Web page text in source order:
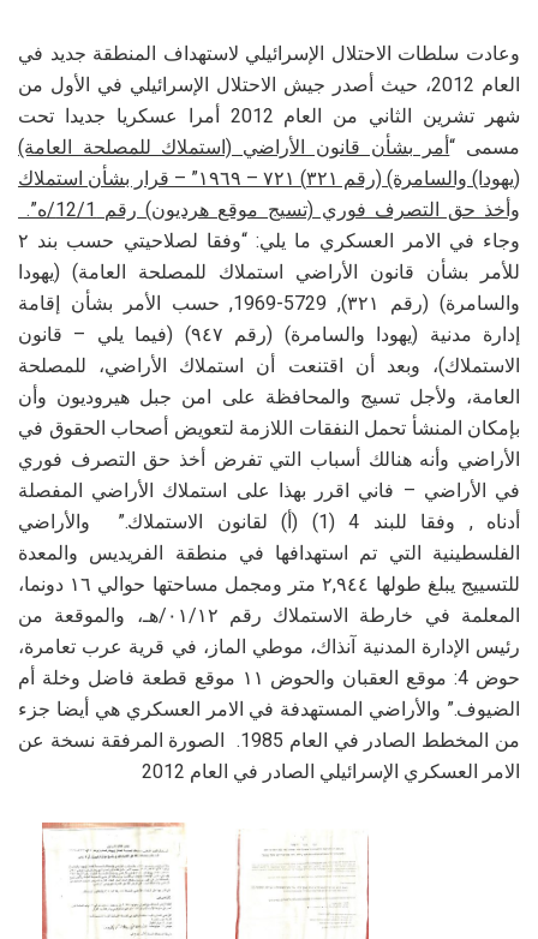
وعادت سلطات الاحتلال الإسرائيلي لاستهداف المنطقة جديد في
العام 2012، حيث أصدر جيش الاحتلال الإسرائيلي في الأول من
شهر تشرين الثاني من العام 2012 أمرا عسكريا جديدا تحت
مسمى “أمر بشأن قانون الأراضي (استملاك للمصلحة العامة)
(يهودا) والسامرة) (رقم ۳۲۱)
٧٢١ – ١٩٦٩” – قرار بشأن استملاك
وأخذ حق التصرف فوري (تسيج موقع هرديون) رقم 12/1/ه”.
وجاء في الامر العسكري ما يلي: “وفقا لصلاحيتي حسب بند ۲
للأمر بشأن قانون الأراضي استملاك للمصلحة العامة) (يهودا
والسامرة) (رقم ۳۲۱), 5729-1969, حسب الأمر بشأن إقامة
إدارة مدنية (يهودا والسامرة) (رقم ٩٤٧) (فيما يلي – قانون
الاستملاك)، وبعد أن اقتنعت أن استملاك الأراضي، للمصلحة
العامة، ولأجل تسيج والمحافظة على امن جبل هيروديون وأن
بإمكان المنشأ تحمل النفقات اللازمة لتعويض أصحاب الحقوق في
الأراضي وأنه هنالك أسباب التي تفرض أخذ حق التصرف فوري
في الأراضي – فاني اقرر بهذا على استملاك الأراضي المفصلة
أدناه , وفقا للبند 4 (1) (أ) لقانون الاستملاك.” والأراضي
الفلسطينية التي تم استهدافها في منطقة الفريديس والمعدة
للتسييج يبلغ طولها ٢,٩٤٤ متر ومجمل مساحتها حوالي ١٦ دونما،
المعلمة في خارطة الاستملاك رقم ۰۱/۱۲/هـ، والموقعة من
رئيس الإدارة المدنية آنذاك، موطي الماز، في قرية عرب تعامرة،
حوض 4: موقع العقبان والحوض ١١ موقع قطعة فاضل وخلة أم
الضيوف.” والأراضي المستهدفة في الامر العسكري هي أيضا جزء
من المخطط الصادر في العام 1985. الصورة المرفقة نسخة عن
الامر العسكري الإسرائيلي الصادر في العام 2012